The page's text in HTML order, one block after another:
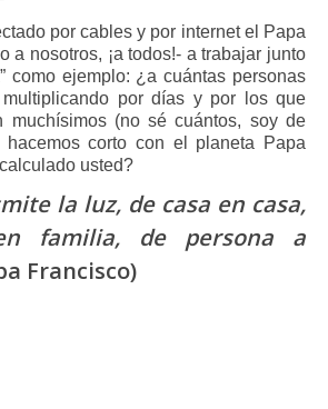
precios:
desde
7.27 €
hasta
14.55 €
por cables y por internet el Papa
a nosotros, ¡a todos!- a trabajar junto
como ejemplo: ¿a cuántas personas
multiplicando por días y por los que
muchísimos (no sé cuántos, soy de
corto con el planeta Papa
usted?
la luz, de casa en casa,
familia, de persona a
Francisco)